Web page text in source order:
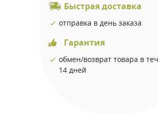
Быстрая доставка
отправка в день заказа
Гарантия
обмен/возврат товара в
14 дней